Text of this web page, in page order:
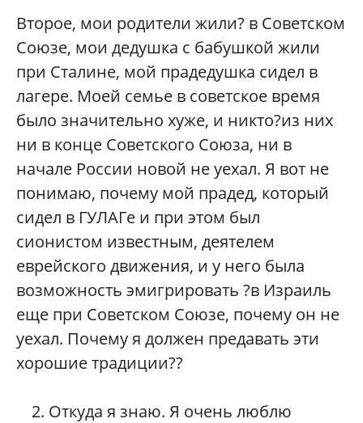
Второе, мои родители жили? в Советском
Союзе, мои дедушка с бабушкой жили
при Сталине, мой прадедушка сидел в
лагере. Моей семье в советское время
было значительно хуже, и никто?из них
ни в конце Советского Союза, ни в
начале России новой не уехал. Я вот не
понимаю, почему мой прадед, который
сидел в ГУЛАГе и при этом был
сионистом известным, деятелем
еврейского движения, и у него была
возможность эмигрировать ?в Израиль
еще при Советском Союзе, почему он не
уехал. Почему я должен предавать эти
хорошие традиции??
Откуда я знаю. Я очень люблю